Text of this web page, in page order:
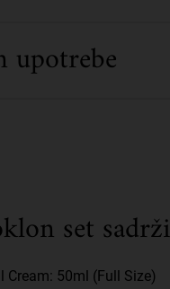
upotrebe
set sadrži
Cream: 50ml (Full Size)